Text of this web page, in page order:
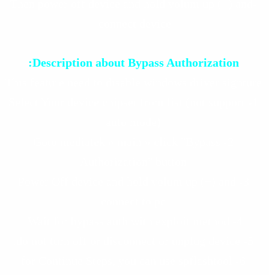
Description about Bypass Authorization: